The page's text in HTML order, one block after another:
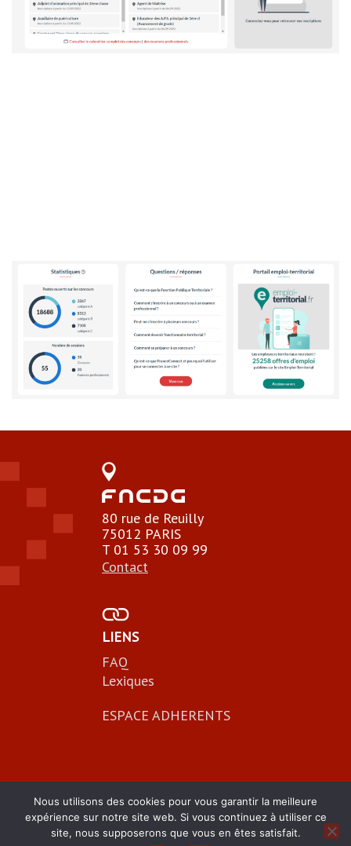
80 rue de Reuilly
75012 PARIS
T 01 53 30 09 99
Contact
LIENS
FAQ
Lexiques
ESPACE ADHERENTS
Nous utilisons des cookies pour vous garantir la meilleure
expérience sur notre site web. Si vous continuez à utiliser ce
site, nous supposerons que vous en êtes satisfait.